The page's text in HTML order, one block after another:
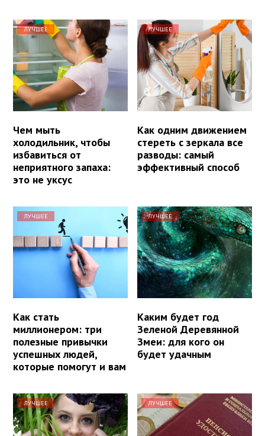
ЛУЧШЕЕ
Чем мыть
холодильник, чтобы
избавиться от
неприятного запаха:
это не уксус
ЛУЧШЕЕ
Как одним движением
стереть с зеркала все
разводы: самый
эффективный способ
ЛУЧШЕЕ
Как стать
миллионером: три
полезные привычки
успешных людей,
которые помогут и вам
ЛУЧШЕЕ
Каким будет год
Зеленой Деревянной
Змеи: для кого он
будет удачным
ЛУЧШЕЕ ЛУЧШЕЕ